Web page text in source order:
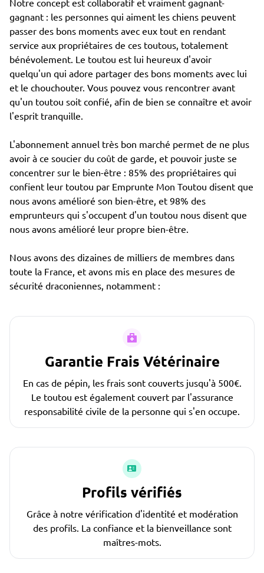
Notre concept est collaboratif et vraiment gagnant-
gagnant : les personnes qui aiment les chiens peuvent
passer des bons moments avec eux tout en rendant
service aux propriétaires de ces toutous, totalement
bénévolement. Le toutou est lui heureux d'avoir
quelqu'un qui adore partager des bons moments avec lui
et le chouchouter. Vous pouvez vous rencontrer avant
qu'un toutou soit confié, afin de bien se connaître et avoir
l'esprit tranquille.
L'abonnement annuel très bon marché permet de ne plus
avoir à ce soucier du coût de garde, et pouvoir juste se
concentrer sur le bien-être : 85% des propriétaires qui
confient leur toutou par Emprunte Mon Toutou disent que
nous avons amélioré son bien-être, et 98% des
emprunteurs qui s'occupent d'un toutou nous disent que
nous avons amélioré leur propre bien-être.
Nous avons des dizaines de milliers de membres dans
toute la France, et avons mis en place des mesures de
sécurité draconiennes, notamment :
Garantie Frais Vétérinaire
En cas de pépin, les frais sont couverts jusqu'à 500€.
Le toutou est également couvert par l'assurance
responsabilité civile de la personne qui s'en occupe.
Profils vérifiés
Grâce à notre vérification d'identité et modération
des profils. La confiance et la bienveillance sont
maîtres-mots.